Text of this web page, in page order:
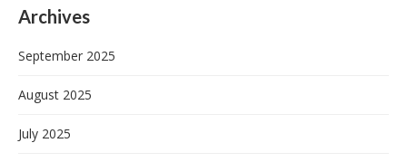
Archives
September 2025
August 2025
July 2025